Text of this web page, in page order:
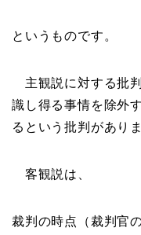
というものです。
主観説に対する批
識し得る事情を除外
るという批判がありま
客観説は、
裁判の時点（裁判官